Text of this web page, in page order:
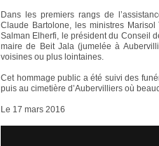
Dans les premiers rangs de
Claude Bartolone, les ministres
Salman Elherfi, le président du Conseil
maire de Beit Jala (jumelée à
voisines ou plus lointaines.
Cet hommage public a été suivi des
puis au cimetière d’Aubervilliers où
Le 17 mars 2016